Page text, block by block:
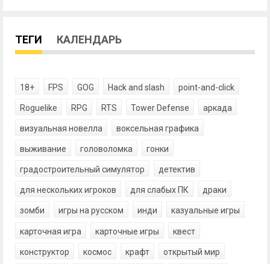
ТЕГИ КАЛЕНДАРЬ
18+ FPS GOG Hack and slash point-and-click
Roguelike RPG RTS Tower Defense аркада
визуальная новелла воксельная графика
выживание головоломка гонки
градостроительный симулятор детектив
для нескольких игроков для слабых ПК драки
зомби игры на русском инди казуальные игры
карточная игра карточные игры квест
конструктор космос крафт открытый мир